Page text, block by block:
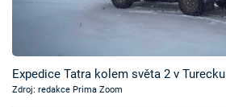
Sledujte prima+
Expedice Tatra kolem světa 2 v Turecku
Zdroj: redakce Prima Zoom